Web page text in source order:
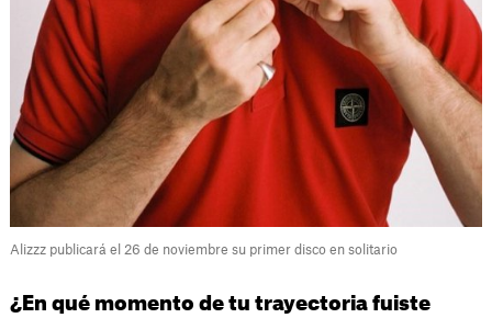
Alizzz publicará el 26 de noviembre su primer disco en solitario
¿En qué momento de tu trayectoria fuiste